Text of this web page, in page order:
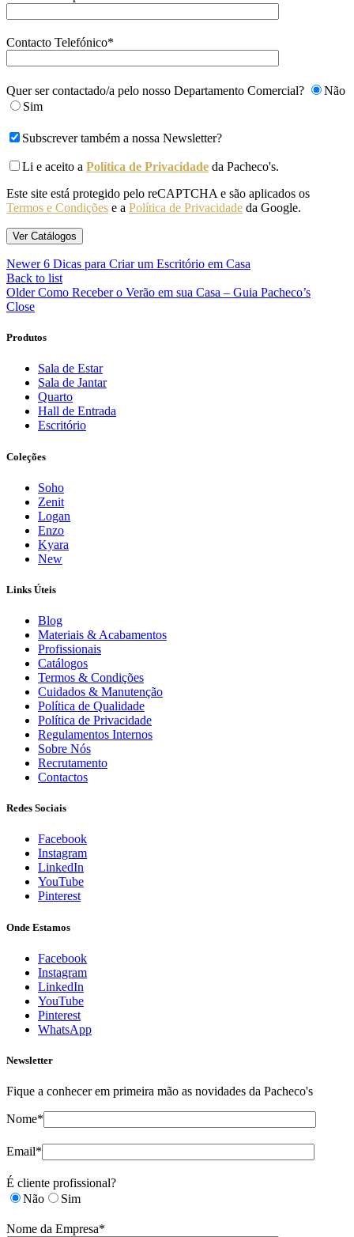
Contacto Telefónico*
Quer ser contactado/a pelo nosso Departamento Comercial?
Não
Sim
Subscrever também a nossa Newsletter?
Li e aceito a Política de Privacidade da Pacheco's.
Este site está protegido pelo reCAPTCHA e são aplicados os
Termos e Condições e a Política de Privacidade da Google.
Newer 6 Dicas para Criar um Escritório em Casa
Back to list
Older Como Receber o Verão em sua Casa – Guia Pacheco’s
Close
Produtos
Sala de Estar
Sala de Jantar
Quarto
Hall de Entrada
Escritório
Coleções
Soho
Zenit
Logan
Enzo
Kyara
New
Links Úteis
Blog
Materiais & Acabamentos
Profissionais
Catálogos
Termos & Condições
Cuidados & Manutenção
Política de Qualidade
Política de Privacidade
Regulamentos Internos
Sobre Nós
Recrutamento
Contactos
Redes Sociais
Facebook
Instagram
LinkedIn
YouTube
Pinterest
Onde Estamos
Facebook
Instagram
LinkedIn
YouTube
Pinterest
WhatsApp
Newsletter
Fique a conhecer em primeira mão as novidades da Pacheco's
Nome*
Email*
É cliente profissional?
Não
Sim
Nome da Empresa*